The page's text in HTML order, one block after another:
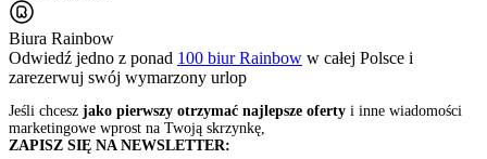
Biura Rainbow
Odwiedź jedno z ponad 100 biur Rainbow w całej Polsce i
zarezerwuj swój wymarzony urlop
Jeśli chcesz jako pierwszy otrzymać najlepsze oferty i inne wiadomości
marketingowe wprost na Twoją skrzynkę,
ZAPISZ SIĘ NA NEWSLETTER: